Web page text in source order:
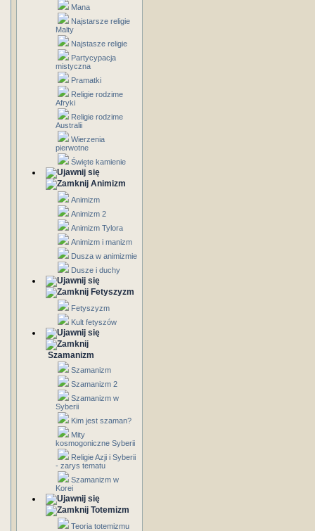
Mana
Najstarsze religie
Malty
Najstasze religie
Partycypacja
mistyczna
Pramatki
Religie rodzime
Afryki
Religie rodzime
Australii
Wierzenia
pierwotne
Święte kamienie
Animizm
Animizm
Animizm 2
Animizm Tylora
Animizm i manizm
Dusza w animizmie
Dusze i duchy
Fetyszyzm
Fetyszyzm
Kult fetyszów
Szamanizm
Szamanizm
Szamanizm 2
Szamanizm w
Syberii
Kim jest szaman?
Mity
kosmogoniczne Syberii
Religie Azji i Syberii
- zarys tematu
Szamanizm w
Korei
Totemizm
Teoria totemizmu